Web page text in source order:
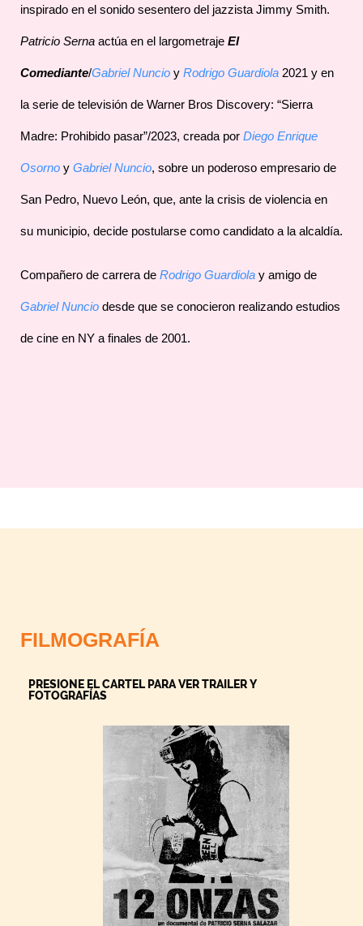
inspirado en el sonido sesentero del jazzista Jimmy Smith.
Patricio Serna actúa en el largometraje El
Comediante/Gabriel Nuncio y Rodrigo Guardiola 2021 y en
la serie de televisión de Warner Bros Discovery: “Sierra
Madre: Prohibido pasar”/2023, creada por Diego Enrique
Osorno y Gabriel Nuncio, sobre un poderoso empresario de
San Pedro, Nuevo León, que, ante la crisis de violencia en
su municipio, decide postularse como candidato a la alcaldía.
Compañero de carrera de Rodrigo Guardiola y amigo de
Gabriel Nuncio desde que se conocieron realizando estudios
de cine en NY a finales de 2001.
FILMOGRAFÍA
PRESIONE EL CARTEL PARA VER TRAILER Y
FOTOGRAFÍAS